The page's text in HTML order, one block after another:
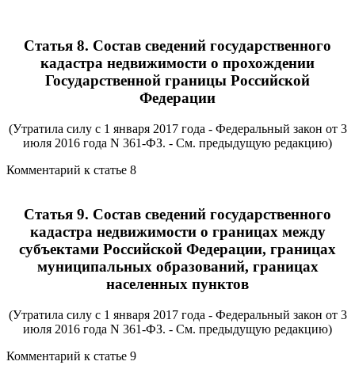
Статья 8. Состав сведений государственного
кадастра недвижимости о прохождении
Государственной границы Российской
Федерации
(Утратила силу с 1 января 2017 года - Федеральный закон от 3
июля 2016 года N 361-ФЗ. - См. предыдущую редакцию)
Комментарий к статье 8
Статья 9. Состав сведений государственного
кадастра недвижимости о границах между
субъектами Российской Федерации, границах
муниципальных образований, границах
населенных пунктов
(Утратила силу с 1 января 2017 года - Федеральный закон от 3
июля 2016 года N 361-ФЗ. - См. предыдущую редакцию)
Комментарий к статье 9